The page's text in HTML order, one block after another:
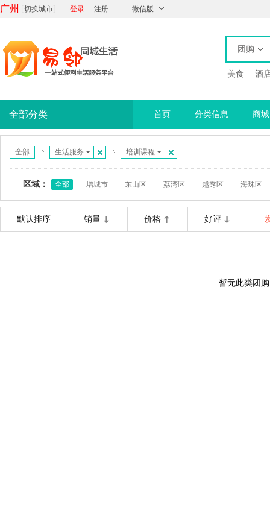
广州 切换城市 登录 注册 微信版
团购
美食 酒
全部分类 首页 分类信息 商城
全部 生活服务 培训课程
区域： 全部 增城市 东山区 荔湾区 越秀区 海珠区
默认排序 销量 价格 好评
暂无此类团